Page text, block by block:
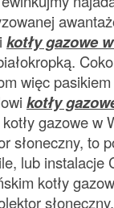
kotły gazowe
więc pasikiem
kotły
gazowe w
słoneczny, to
lub instalacje
kotły